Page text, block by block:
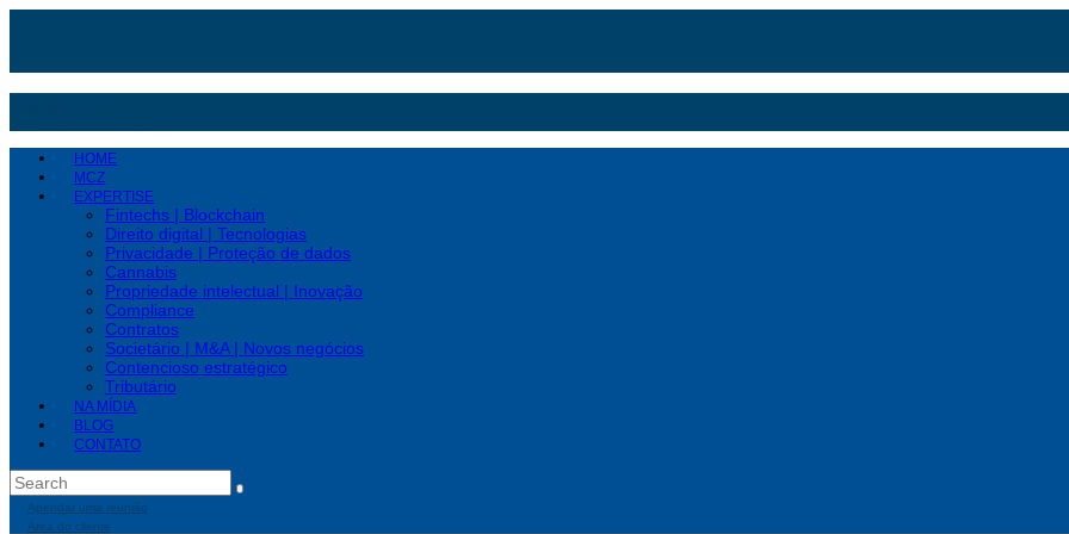
HOME
MCZ
EXPERTISE
Fintechs | Blockchain
Direito digital | Tecnologias
Privacidade | Proteção de dados
Cannabis
Propriedade intelectual | Inovação
Compliance
Contratos
Societário | M&A | Novos negócios
Contencioso estratégico
Tributário
NA MÍDIA
BLOG
CONTATO
Agendar uma reunião
Área do cliente